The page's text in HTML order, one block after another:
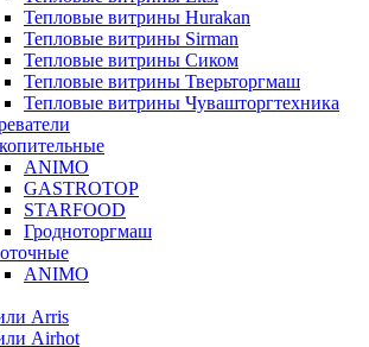
Тепловые витрины Hurakan
Тепловые витрины Sirman
Тепловые витрины Сиком
Тепловые витрины Тверьторгмаш
Тепловые витрины Чувашторгтехника
ANIMO
GASTROTOP
STARFOOD
Гродноторгмаш
ANIMO
Arris
Airhot